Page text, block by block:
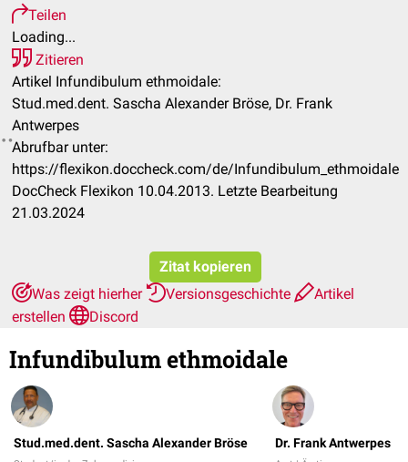
Teilen
Loading...
Zitieren
Artikel Infundibulum ethmoidale:
Stud.med.dent. Sascha Alexander Bröse, Dr. Frank
Antwerpes
Abrufbar unter:
https://flexikon.doccheck.com/de/Infundibulum_ethmoidale
DocCheck Flexikon 10.04.2013. Letzte Bearbeitung
21.03.2024
Zitat kopieren
Was zeigt hierher
Versionsgeschichte
Artikel
erstellen
Discord
Infundibulum ethmoidale
Stud.med.dent. Sascha Alexander Bröse Dr. Frank Antwerpes